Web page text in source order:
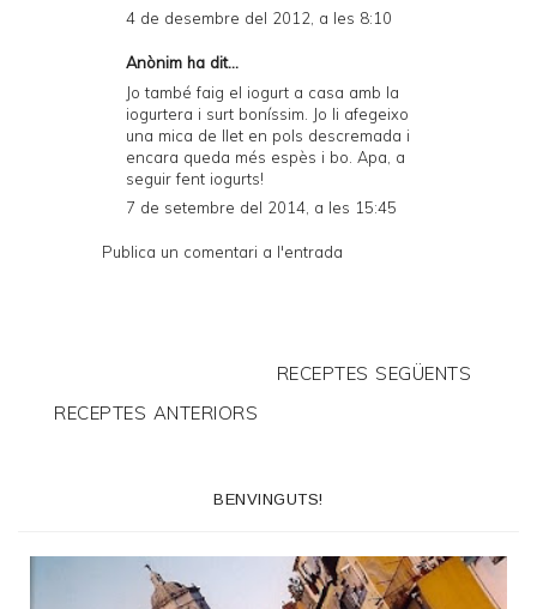
4 de desembre del 2012, a les 8:10
Anònim ha dit...
Jo també faig el iogurt a casa amb la
iogurtera i surt boníssim. Jo li afegeixo
una mica de llet en pols descremada i
encara queda més espès i bo. Apa, a
seguir fent iogurts!
7 de setembre del 2014, a les 15:45
Publica un comentari a l'entrada
RECEPTES SEGÜENTS
RECEPTES ANTERIORS
BENVINGUTS!